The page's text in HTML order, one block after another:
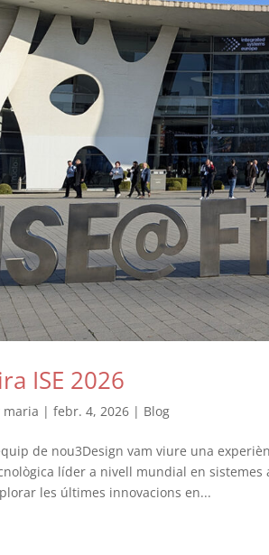
ISE 2026
maria |febr. 4, 2026 | Blog
de nou3Design vam viure una
líder a nivell mundial en
les últimes innovacions en...